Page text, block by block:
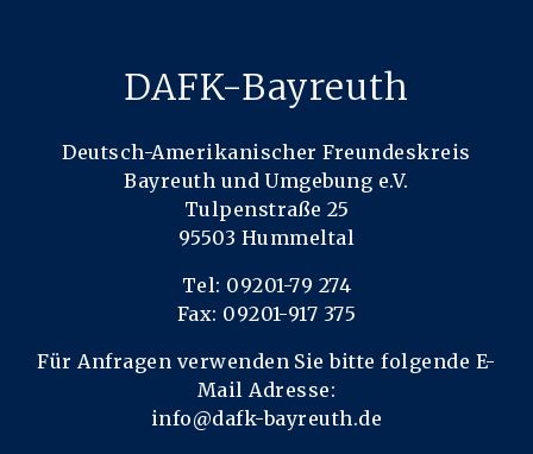
DAFK-Bayreuth
Deutsch-Amerikanischer Freundeskreis
Bayreuth und Umgebung e.V.
Tulpenstraße 25
95503 Hummeltal
Tel: 09201-79 274
Fax: 09201-917 375
Für Anfragen verwenden Sie bitte folgende E-
Mail Adresse:
info@dafk-bayreuth.de